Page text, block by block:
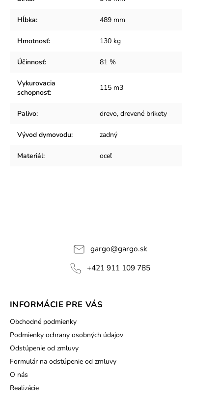
Hĺbka: 489 mm
Hmotnosť: 130 kg
Účinnosť: 81 %
Vykurovacia
schopnosť:
115 m3
Palivo: drevo, drevené brikety
Vývod dymovodu: zadný
Materiál: oceľ
gargo@gargo.sk
+421 911 109 785
INFORMÁCIE PRE VÁS
Obchodné podmienky
Podmienky ochrany osobných údajov
Odstúpenie od zmluvy
Formulár na odstúpenie od zmluvy
O nás
Realizácie